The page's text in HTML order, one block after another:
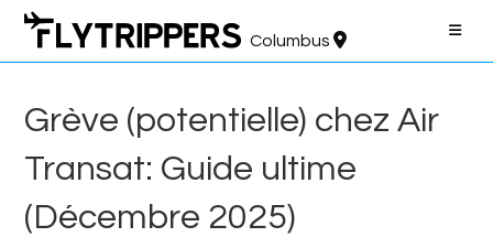
Aller
contenu
Columbus
Grève (potentielle) chez Air
Transat: Guide ultime
(Décembre 2025)